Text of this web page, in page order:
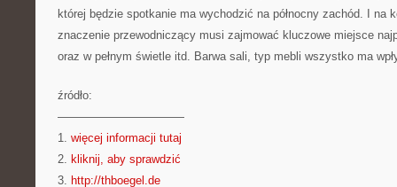
której będzie spotkanie ma wychodzić na północny zachód. I na
znaczenie przewodniczący musi zajmować kluczowe miejsce
oraz w pełnym świetle itd. Barwa sali, typ mebli wszystko ma
źródło:
———————————
1. więcej informacji tutaj
2. kliknij, aby sprawdzić
3. http://thboegel.de